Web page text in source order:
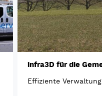
infra3D für die
Effiziente Verwaltung